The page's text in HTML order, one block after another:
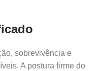
sobrevivência e
A postura firme do